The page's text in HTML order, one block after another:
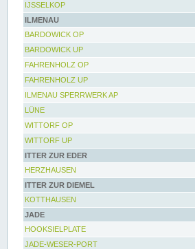
IJSSELKOP
ILMENAU
BARDOWICK OP
BARDOWICK UP
FAHRENHOLZ OP
FAHRENHOLZ UP
ILMENAU SPERRWERK AP
LÜNE
WITTORF OP
WITTORF UP
ITTER ZUR EDER
HERZHAUSEN
ITTER ZUR DIEMEL
KOTTHAUSEN
JADE
HOOKSIELPLATE
JADE-WESER-PORT